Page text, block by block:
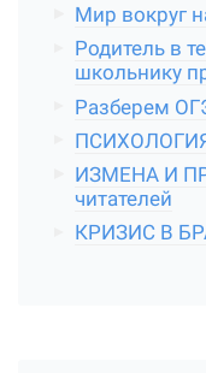
Мир вокруг
Родитель в
школьнику
Разберем
ИЗМЕНА И
читателей
КРИЗИС В